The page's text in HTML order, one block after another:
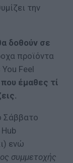
την
δοθούν σε
προϊόντα
Feel
έμαθες τί
Σάββατο
ενώ
συμμετοχής